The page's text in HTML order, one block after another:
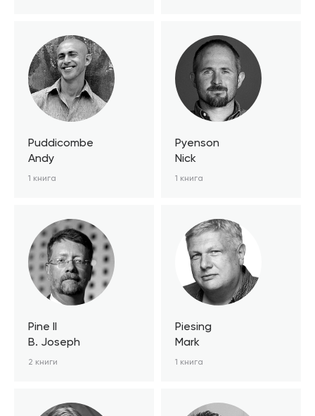
Puddicombe
Andy
1 книга
Pyenson
Nick
1 книга
Pine II
B. Joseph
2 книги
Piesing
Mark
1 книга